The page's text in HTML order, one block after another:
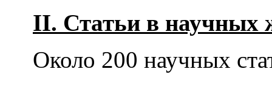
II. Статьи в научных
Около 200 научных